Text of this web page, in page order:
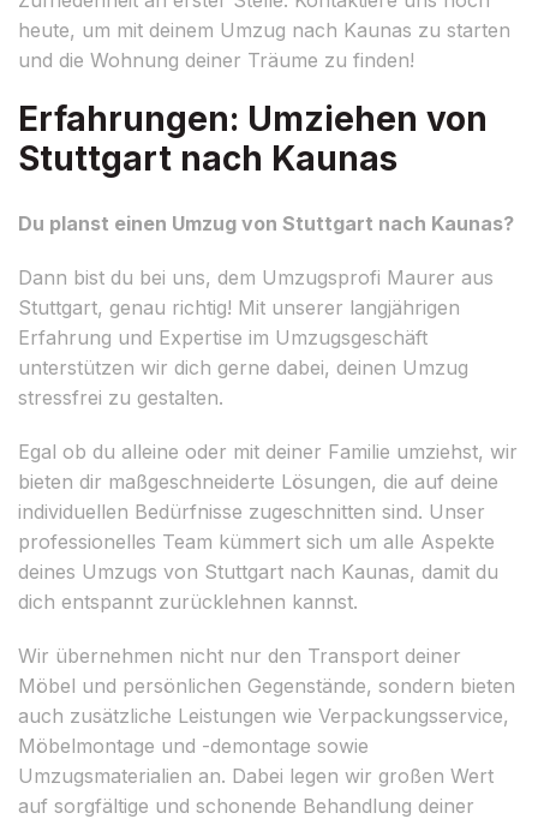
heute, um mit deinem Umzug nach Kaunas zu starten
und die Wohnung deiner Träume zu finden!
Erfahrungen: Umziehen von
Stuttgart nach Kaunas
Du planst einen Umzug von Stuttgart nach Kaunas?
Dann bist du bei uns, dem Umzugsprofi Maurer aus
Stuttgart, genau richtig! Mit unserer langjährigen
Erfahrung und Expertise im Umzugsgeschäft
unterstützen wir dich gerne dabei, deinen Umzug
stressfrei zu gestalten.
Egal ob du alleine oder mit deiner Familie umziehst, wir
bieten dir maßgeschneiderte Lösungen, die auf deine
individuellen Bedürfnisse zugeschnitten sind. Unser
professionelles Team kümmert sich um alle Aspekte
deines Umzugs von Stuttgart nach Kaunas, damit du
dich entspannt zurücklehnen kannst.
Wir übernehmen nicht nur den Transport deiner
Möbel und persönlichen Gegenstände, sondern bieten
auch zusätzliche Leistungen wie Verpackungsservice,
Möbelmontage und -demontage sowie
Umzugsmaterialien an. Dabei legen wir großen Wert
auf sorgfältige und schonende Behandlung deiner